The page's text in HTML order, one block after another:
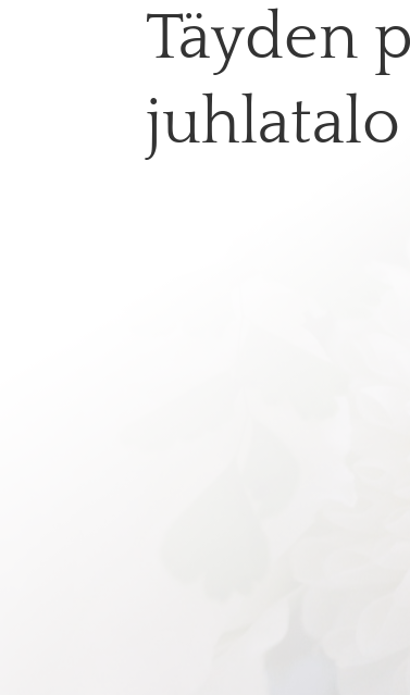
Täyden
juhlatalo